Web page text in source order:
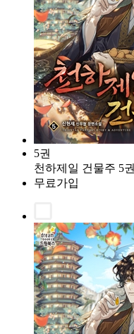
5권
천하제일 건물주 5권
무료가입